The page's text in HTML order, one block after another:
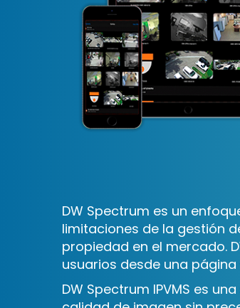
DW Spectrum es un
limitaciones de la gestión
propiedad en el mercado.
usuarios desde una página
DW Spectrum IPVMS es